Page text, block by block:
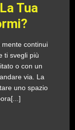
Tua
continui
ti svegli più
o con un
via. La
uno spazio